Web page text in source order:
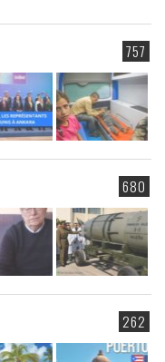
757
680
262